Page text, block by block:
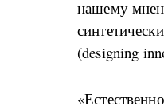
нашему
(designing